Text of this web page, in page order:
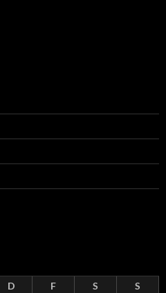
D F S
S